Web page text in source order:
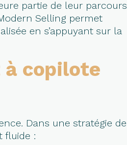
partie de leur parcours
Selling permet
en s’appuyant sur la
à copilote
Dans une stratégie de
fluide :